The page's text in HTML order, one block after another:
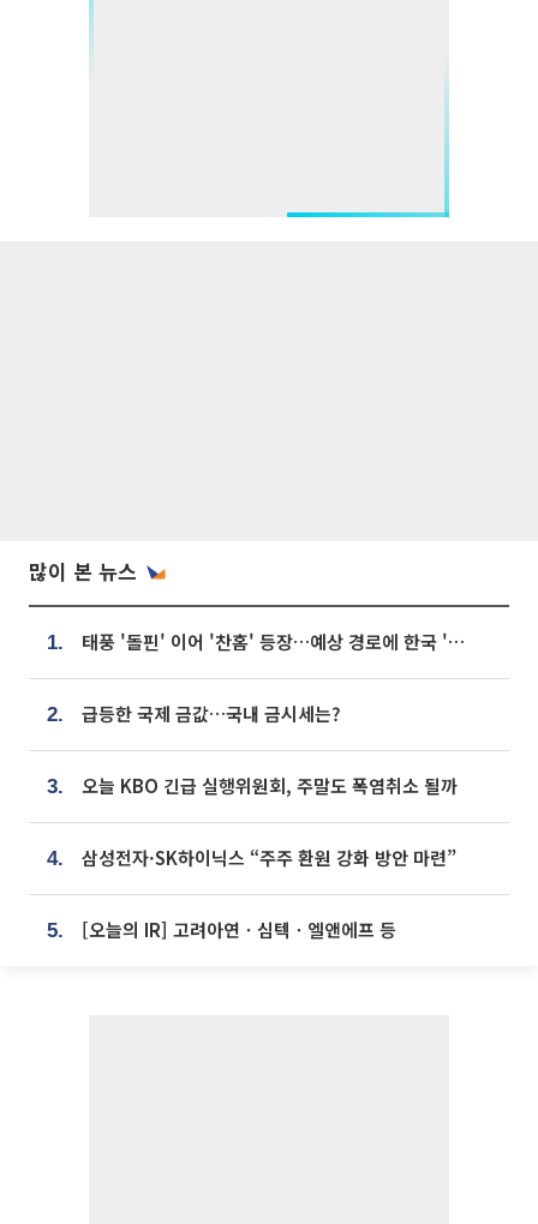
많이 본 뉴스
1. 태풍 '돌핀' 이어 '찬홈' 등장…예상 경로에 한국 '한숨'
2. 급등한 국제 금값…국내 금시세는?
3. 오늘 KBO 긴급 실행위원회, 주말도 폭염취소 될까
4. 삼성전자·SK하이닉스 “주주 환원 강화 방안 마련”
5. [오늘의 IR] 고려아연ㆍ심텍ㆍ엘앤에프 등